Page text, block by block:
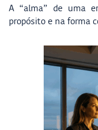
A “alma” de uma
propósito e na forma